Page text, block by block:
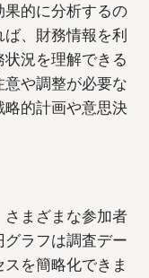
的に分析するの
、財務情報を利
況を理解できる
や調整が必要な
的計画や意思決
まざまな参加者
ラフは調査デー
を簡略化できま